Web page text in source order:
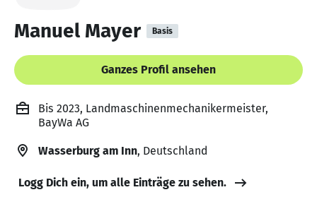
Manuel Mayer Basis
Ganzes Profil ansehen
Bis 2023, Landmaschinenmechanikermeister,
BayWa AG
Wasserburg am Inn, Deutschland
Logg Dich ein, um alle Einträge zu sehen.